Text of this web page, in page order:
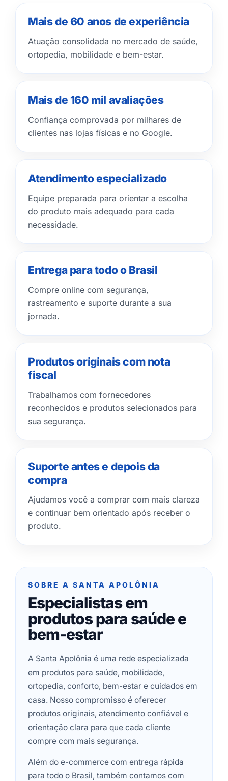
Mais de 60 anos de experiência
Atuação consolidada no mercado de saúde,
ortopedia, mobilidade e bem-estar.
Mais de 160 mil avaliações
Confiança comprovada por milhares de
clientes nas lojas físicas e no Google.
Atendimento especializado
Equipe preparada para orientar a escolha
do produto mais adequado para cada
necessidade.
Entrega para todo o Brasil
Compre online com segurança,
rastreamento e suporte durante a sua
jornada.
Produtos originais com nota
fiscal
Trabalhamos com fornecedores
reconhecidos e produtos selecionados para
sua segurança.
Suporte antes e depois da
compra
Ajudamos você a comprar com mais clareza
e continuar bem orientado após receber o
produto.
SOBRE A SANTA APOLÔNIA
Especialistas em
produtos para saúde e
bem-estar
A Santa Apolônia é uma rede especializada
em produtos para saúde, mobilidade,
ortopedia, conforto, bem-estar e cuidados em
casa. Nosso compromisso é oferecer
produtos originais, atendimento confiável e
orientação clara para que cada cliente
compre com mais segurança.
Além do e-commerce com entrega rápida
para todo o Brasil, também contamos com